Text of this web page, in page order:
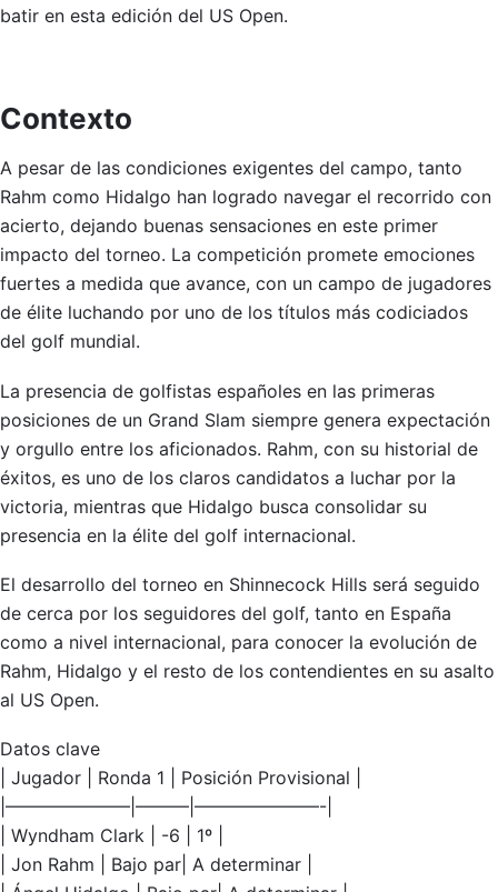
batir en esta edición del US Open.
Contexto
A pesar de las condiciones exigentes del campo, tanto
Rahm como Hidalgo han logrado navegar el recorrido con
acierto, dejando buenas sensaciones en este primer
impacto del torneo. La competición promete emociones
fuertes a medida que avance, con un campo de jugadores
de élite luchando por uno de los títulos más codiciados
del golf mundial.
La presencia de golfistas españoles en las primeras
posiciones de un Grand Slam siempre genera expectación
y orgullo entre los aficionados. Rahm, con su historial de
éxitos, es uno de los claros candidatos a luchar por la
victoria, mientras que Hidalgo busca consolidar su
presencia en la élite del golf internacional.
El desarrollo del torneo en Shinnecock Hills será seguido
de cerca por los seguidores del golf, tanto en España
como a nivel internacional, para conocer la evolución de
Rahm, Hidalgo y el resto de los contendientes en su asalto
al US Open.
Datos clave
| Jugador | Ronda 1 | Posición Provisional |
|———————|———|———————-|
| Wyndham Clark | -6 | 1º |
| Jon Rahm | Bajo par| A determinar |